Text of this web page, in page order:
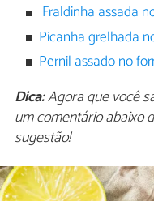
Fraldinha assada
Picanha grelhada
Pernil assado no
Dica:Agora que você
um comentário abaixo
sugestão!